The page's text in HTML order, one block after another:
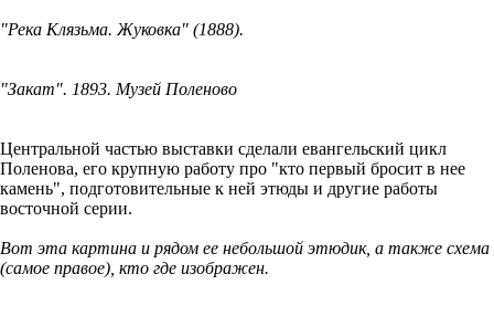
"Река Клязьма. Жуковка" (1888).
"Закат". 1893. Музей Поленово
Центральной частью выставки сделали евангельский цикл
Поленова, его крупную работу про "кто первый бросит в нее
камень", подготовительные к ней этюды и другие работы
восточной серии.
Вот эта картина и рядом ее небольшой этюдик, а также схема
(самое правое), кто где изображен.